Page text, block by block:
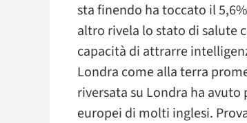
sta finendo ha toccato il
altro rivela lo stato di salute
capacità di attrarre
Londra come alla terra
riversata su Londra ha
europei di molti inglesi.